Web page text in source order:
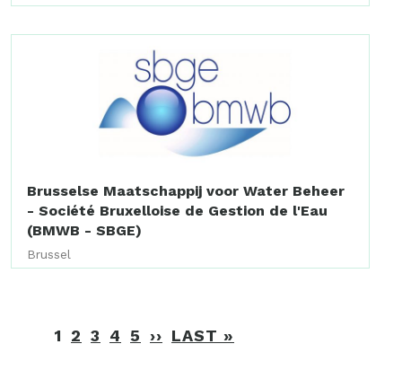
Brusselse Maatschappij voor Water Beheer
- Société Bruxelloise de Gestion de l'Eau
(BMWB - SBGE)
Brussel
Paginering
1 2 3 4 5 ›› VOLGENDE
LAST »